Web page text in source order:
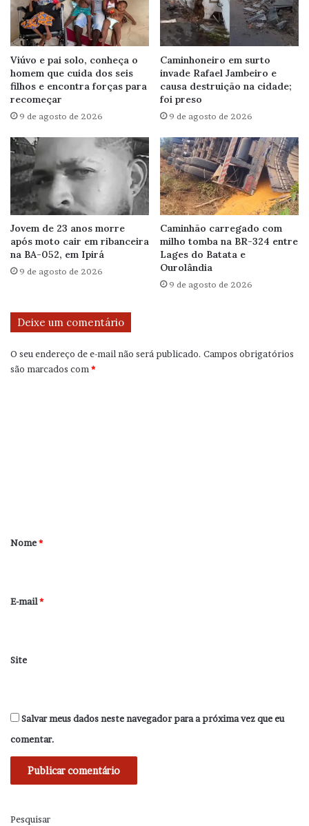
Viúvo e pai solo, conheça o
homem que cuida dos seis
filhos e encontra forças para
recomeçar
9 de agosto de 2026
Caminhoneiro em surto
invade Rafael Jambeiro e
causa destruição na cidade;
foi preso
9 de agosto de 2026
Jovem de 23 anos morre
após moto cair em ribanceira
na BA-052, em Ipirá
9 de agosto de 2026
Caminhão carregado com
milho tomba na BR-324 entre
Lages do Batata e
Ourolândia
9 de agosto de 2026
Deixe um comentário
O seu endereço de e-mail não será publicado. Campos obrigatórios
são marcados com*
r
*
Nome*
E-mail*
Site
Salvar meus dados neste navegador para a próxima vez que eu
comentar.
Pesquisar